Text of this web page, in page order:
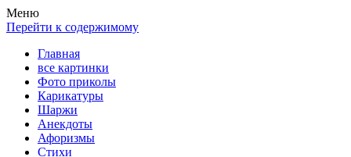
Весела хата — прикольные картинки, смешные истории,
клипы!
Покажем всем ваши фото приколы, карикатуры, шаржи, стихи,
рассказы, видео и песни!
Меню
Перейти к содержимому
Главная
все картинки
Фото приколы
Карикатуры
Шаржи
Анекдоты
Афоризмы
Стихи